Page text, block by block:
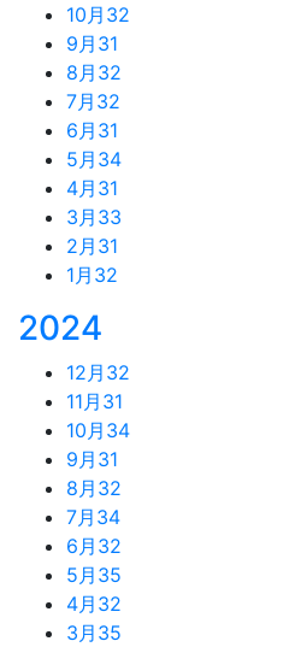
10月 32
9月 31
8月 32
7月 32
6月 31
5月 34
4月 31
3月 33
2月 31
1月 32
2024
12月 32
11月 31
10月 34
9月 31
8月 32
7月 34
6月 32
5月 35
4月 32
3月 35